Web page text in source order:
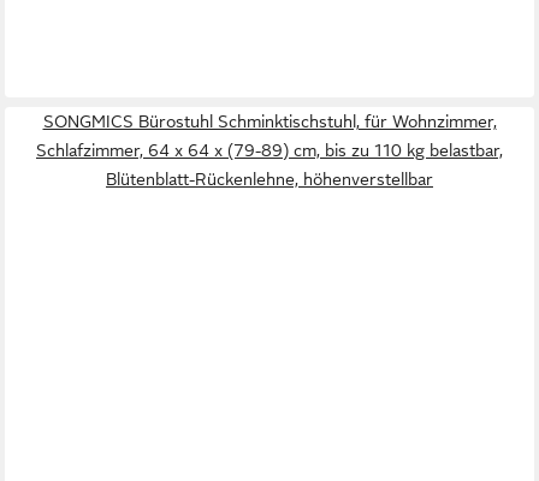
SONGMICS Bürostuhl Schminktischstuhl, für Wohnzimmer,
Schlafzimmer, 64 x 64 x (79-89) cm, bis zu 110 kg belastbar,
Blütenblatt-Rückenlehne, höhenverstellbar